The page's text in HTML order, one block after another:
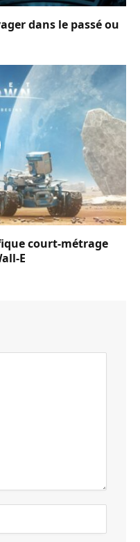
dans le passé ou
court-métrage
E